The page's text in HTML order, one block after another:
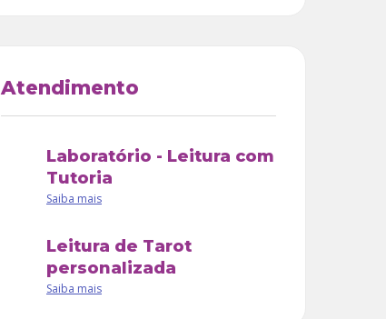
Atendimento
Laboratório - Leitura com
Tutoria
Saiba mais
Leitura de Tarot
personalizada
Saiba mais